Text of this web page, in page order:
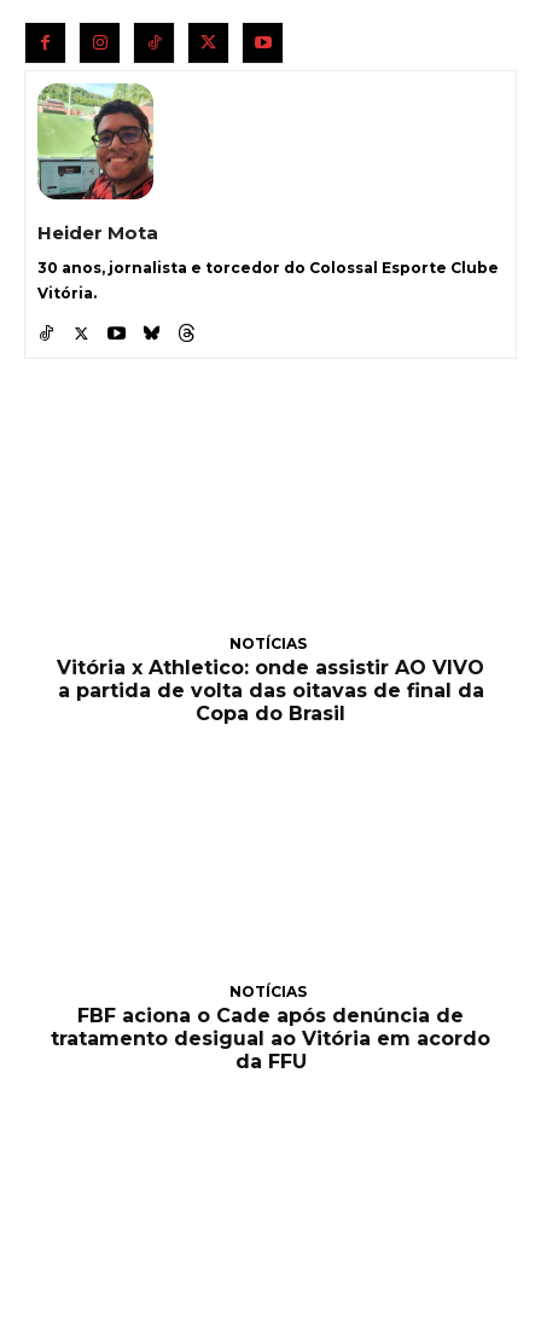
Heider Mota
30 anos, jornalista e torcedor do Colossal Esporte Clube
Vitória.
NOTÍCIAS
Vitória x Athletico: onde assistir AO VIVO
a partida de volta das oitavas de final da
Copa do Brasil
NOTÍCIAS
FBF aciona o Cade após denúncia de
tratamento desigual ao Vitória em acordo
da FFU